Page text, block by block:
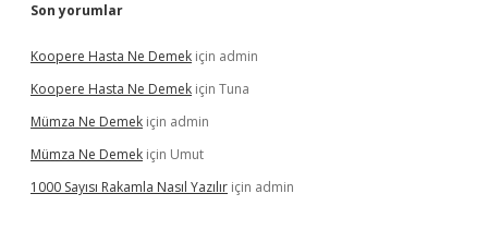
Son yorumlar
Koopere Hasta Ne Demek için admin
Koopere Hasta Ne Demek için Tuna
Mümza Ne Demek için admin
Mümza Ne Demek için Umut
1000 Sayısı Rakamla Nasıl Yazılır için admin